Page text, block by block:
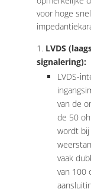
voor hoge
LVDS
signalering):
LVDS-
van de
de 50
wordt bij
vaak
van 100